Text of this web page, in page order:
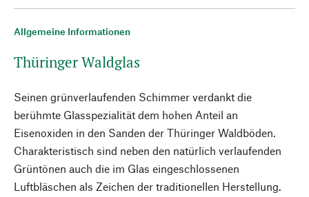
Allgemeine Informationen
Thüringer Waldglas
Seinen grünverlaufenden Schimmer verdankt die
berühmte Glasspezialität dem hohen Anteil an
Eisenoxiden in den Sanden der Thüringer Waldböden.
Charakteristisch sind neben den natürlich verlaufenden
Grüntönen auch die im Glas eingeschlossenen
Luftbläschen als Zeichen der traditionellen Herstellung.